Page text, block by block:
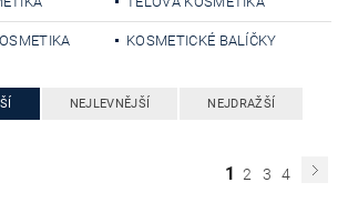
KOSMETICKÉ BALÍČKY
NEJLEVNĚJŠÍ NEJDRAŽŠÍ
1 2 3
4